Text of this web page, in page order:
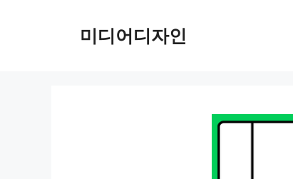
미디어디자인